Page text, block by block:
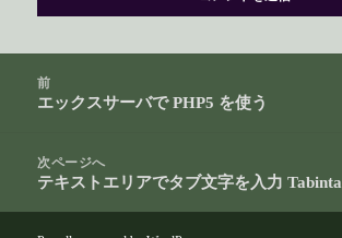
前
前
投
稿:
エックスサーバで PHP5 を使う
次ページへ
次
の
テキストエリアでタブ文字を入力 Tabinta